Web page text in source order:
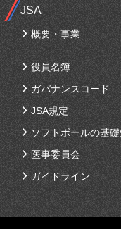
JSA
概要・事業
役員名簿
ガバナンスコード
JSA規定
ソフトボールの基
医事委員会
ガイドライン